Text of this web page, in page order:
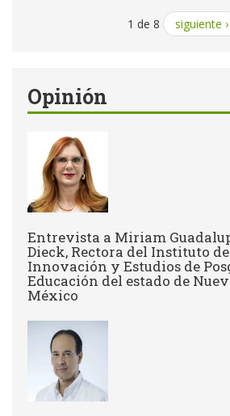
1 de 8 siguiente ›
Opinión
Entrevista a Miriam
Dieck, Rectora del Instituto
Innovación y Estudios de
Educación del estado de
México